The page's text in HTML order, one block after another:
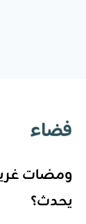
فضاء
ومضات
يحدث؟